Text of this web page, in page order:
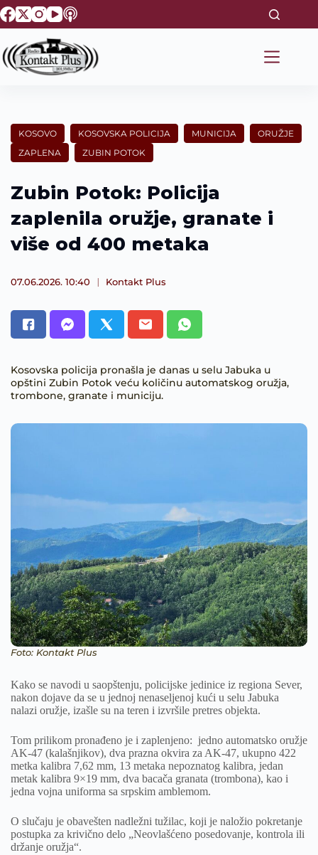
S
k
p
t
n
KOSOVO KOSOVSKA POLICIJA MUNICIJA
ORUŽJE
ZAPLENA
ZUBIN POTOK
Zubin Potok: Policija
zaplenila oružje, granate i
više od 400 metaka
07.06.2026. 10:40 Kontakt Plus
Kosovska policija pronašla je danas u selu Jabuka u
opštini Zubin Potok veću količinu automatskog oružja,
trombone, granate i municiju.
Foto: Kontakt Plus
Kako se navodi u saopštenju, policijske jedinice iz regiona Sever,
nakon dojave da se u jednoj nenaseljenoj kući u selu Jabuka
nalazi oružje, izašle su na teren i izvršile pretres objekta.
Tom prilikom pronađeno je i zaplenjeno: jedno automatsko oružje
AK-47 (kalašnjikov), dva prazna okvira za AK-47, ukupno 422
metka kalibra 7,62 mm, 13 metaka nepoznatog kalibra, jedan
metak kalibra 9×19 mm, dva bacača granata (trombona), kao i
jedna vojna uniforma sa srpskim amblemom.
O slučaju je obavešten nadležni tužilac, koji je naložio pokretanje
postupka za krivično delo „Neovlašćeno posedovanje, kontrola ili
držanje oružja“.